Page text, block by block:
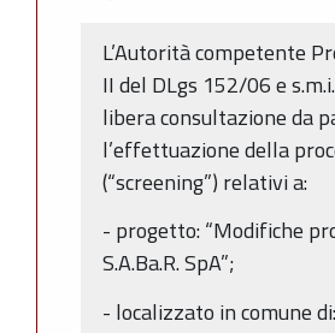
L’Autorità competente
II del DLgs 152/06 e
libera consultazione da
l’effettuazione della
(“screening”) relativi a:
- progetto: “Modifiche
S.A.Ba.R. SpA”;
- localizzato in comune